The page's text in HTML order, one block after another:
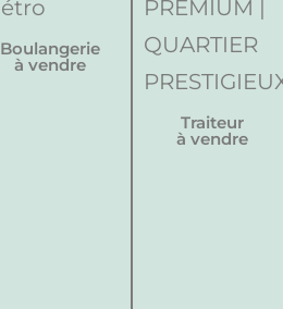
Boulangerie
à vendre
Traiteur
à vendre